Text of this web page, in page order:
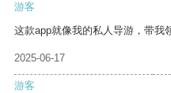
游客
这款app就像我的私人导游，带我
2025-06-17
游客